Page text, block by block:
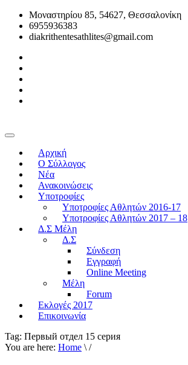
Μοναστηρίου 85, 54627, Θεσσαλονίκη
6955936383
diakrithentesathlites@gmail.com
Αρχική
O Σύλλογος
Νέα
Ανακοινώσεις
Υποτροφίες
Υποτροφίες Αθλητών 2016-17
Υποτροφίες Αθλητών 2017 – 18
Δ.Σ Μέλη
Δ.Σ
Σύνδεση
Εγγραφή
Online Meeting
Μέλη
Forum
Εκλογές 2017
Επικοινωνία
Tag: Первый отдел 15 серия
You are here: Home \ /